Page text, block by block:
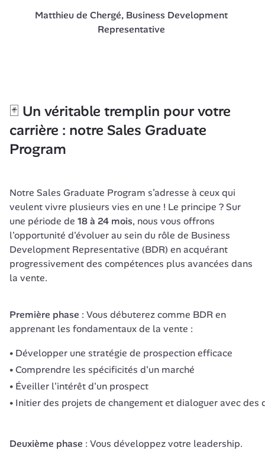
Matthieu de Chergé, Business Development
Representative
🃏 Un véritable tremplin pour votre
carrière : notre Sales Graduate
Program
Notre Sales Graduate Program s’adresse à ceux qui
veulent vivre plusieurs vies en une ! Le principe ? Sur
une période de 18 à 24 mois, nous vous offrons
l'opportunité d'évoluer au sein du rôle de Business
Development Representative (BDR) en acquérant
progressivement des compétences plus avancées dans
la vente.
Première phase : Vous débuterez comme BDR en
apprenant les fondamentaux de la vente :
Développer une stratégie de prospection efficace
Comprendre les spécificités d'un marché
Éveiller l'intérêt d'un prospect
Initier des projets de changement et dialoguer avec des
Deuxième phase : Vous